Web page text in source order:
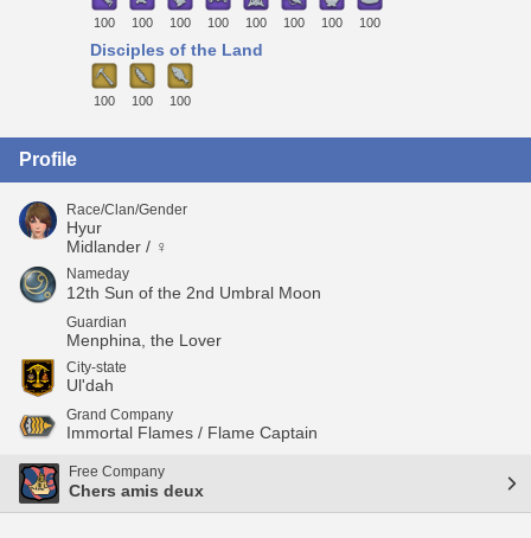
100 100 100 100 100 100 100 100
Disciples of the Land
100 100 100
Profile
Race/Clan/Gender
Hyur
Midlander / ♀
Nameday
12th Sun of the 2nd Umbral Moon
Guardian
Menphina, the Lover
City-state
Ul'dah
Grand Company
Immortal Flames / Flame Captain
Free Company
Chers amis deux